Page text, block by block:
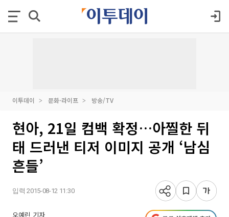
이투데이 문화·라이프 방송/TV
현아, 21일 컴백 확정…아찔한 뒤
태 드러낸 티저 이미지 공개 ‘남심
흔들’
입력 2015-08-12 11:30
오예린 기자